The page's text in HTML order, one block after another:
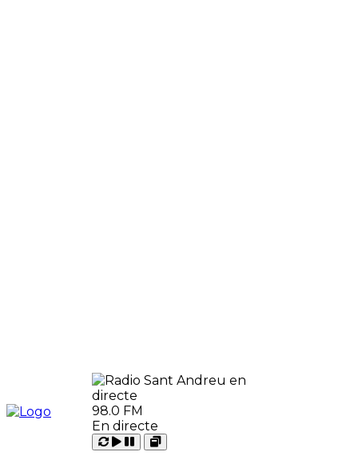
98.0 FM
En directe
Carregant
Reproduir
Pausar
Open